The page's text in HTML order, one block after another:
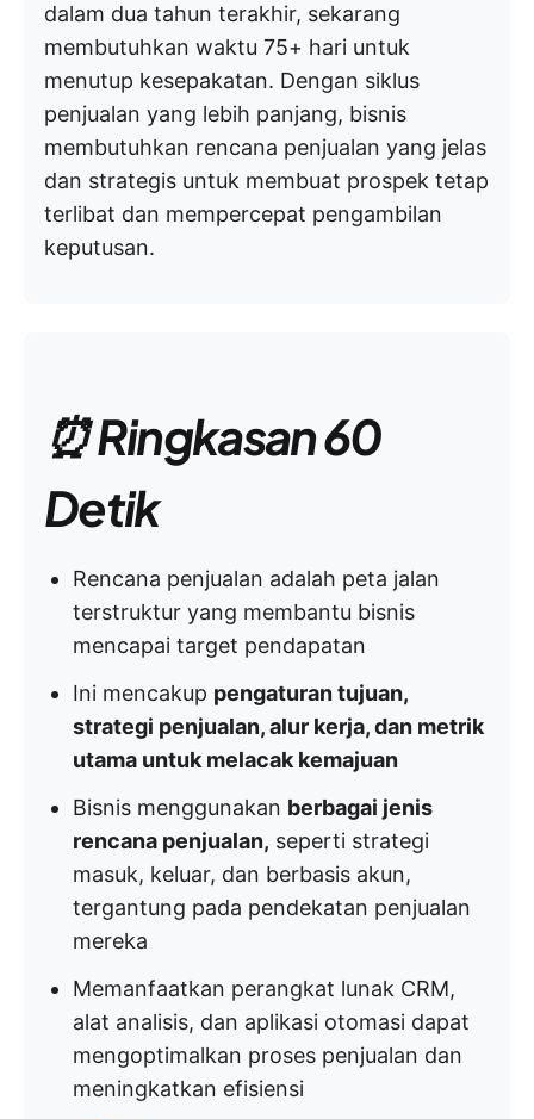
dalam dua tahun terakhir, sekarang
membutuhkan waktu 75+ hari untuk
menutup kesepakatan. Dengan siklus
penjualan yang lebih panjang, bisnis
membutuhkan rencana penjualan yang jelas
dan strategis untuk membuat prospek tetap
terlibat dan mempercepat pengambilan
keputusan.
⏰ Ringkasan 60
Detik
Rencana penjualan adalah peta jalan
terstruktur yang membantu bisnis
mencapai target pendapatan
Ini mencakup pengaturan tujuan,
strategi penjualan, alur kerja, dan metrik
utama untuk melacak kemajuan
Bisnis menggunakan berbagai jenis
rencana penjualan, seperti strategi
masuk, keluar, dan berbasis akun,
tergantung pada pendekatan penjualan
mereka
Memanfaatkan perangkat lunak CRM,
alat analisis, dan aplikasi otomasi dapat
mengoptimalkan proses penjualan dan
meningkatkan efisiensi